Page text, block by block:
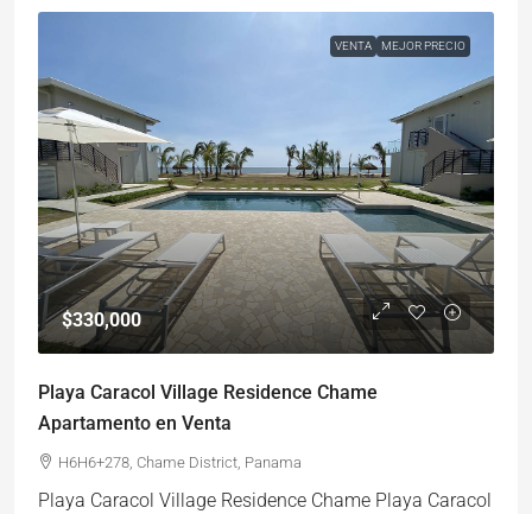
VENTA MEJOR PRECIO
$330,000
Playa Caracol Village Residence Chame
Apartamento en Venta
H6H6+278, Chame District, Panama
Playa Caracol Village Residence Chame Playa Caracol